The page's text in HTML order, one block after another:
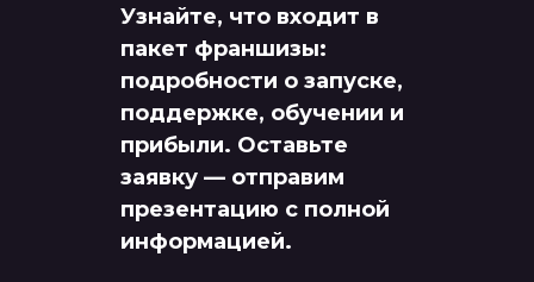
Узнайте, что входит в
пакет франшизы:
подробности о запуске,
поддержке, обучении и
прибыли. Оставьте
заявку — отправим
презентацию с полной
информацией.